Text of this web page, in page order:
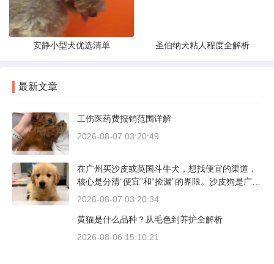
安静小型犬优选清单 圣伯纳犬粘人程度全解析
最新文章
工伤医药费报销范围详解
2026-08-07 03:20:49
在广州买沙皮或英国斗牛犬，想找便宜的渠道，
核心是分清“便宜”和“捡漏”的界限。沙皮狗是广东
本地犬种，价格比北方城市有优势；英国斗牛犬
方和真实价格区间。
2026-08-07 03:20:34
黄猫是什么品种？从毛色到养护全解析
2026-08-06 15:10:21